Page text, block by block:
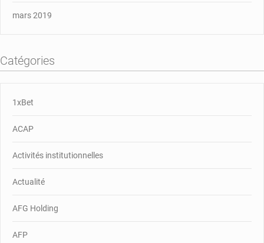
mars 2019
Catégories
1xBet
ACAP
Activités institutionnelles
Actualité
AFG Holding
AFP